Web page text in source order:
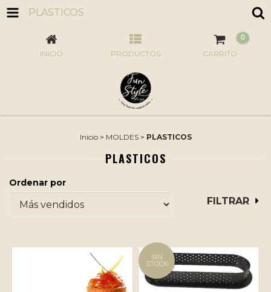
PLASTICOS
INICIO PRODUCTOS CARRITO
0
Inicio > MOLDES > PLASTICOS
PLASTICOS
Ordenar por
FILTRAR
SIN
STOCK